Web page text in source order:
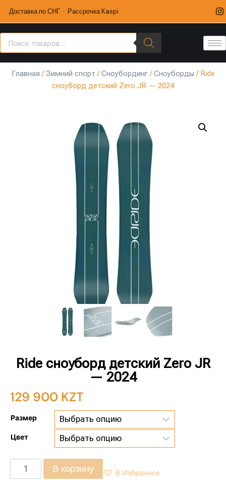
Доставка по СНГ · Рассрочка Kaspi
Главная /Зимний спорт /Сноубординг/Сноуборды / Ride
сноуборд детский Zero JR — 2024
Ride сноуборд детский Zero JR
— 2024
129 900 KZT
Размер
Цвет
В корзину В Избранное